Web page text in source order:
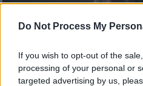
Do Not Process My
If you wish to opt-out of the
processing of your personal or
targeted advertising by us,